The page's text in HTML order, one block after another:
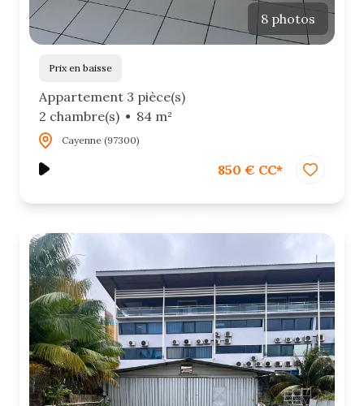
8 photos
Prix en baisse
Appartement 3 pièce(s)
2 chambre(s)
84 m²
Cayenne (97300)
850 € CC*